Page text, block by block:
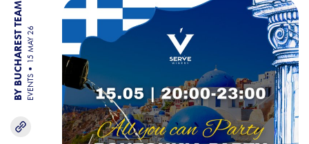
BY BUCHAREST TEAM EVENTS
15 MAY 26